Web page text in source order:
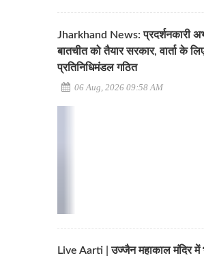
Jharkhand News: प्रदर्शनकारी
बातचीत को तैयार सरकार, वार्ता के
प्रतिनिधिमंडल गठित
06 Aug, 2026 09:58 AM
Live Aarti | उज्जैन महाकाल मंदिर में